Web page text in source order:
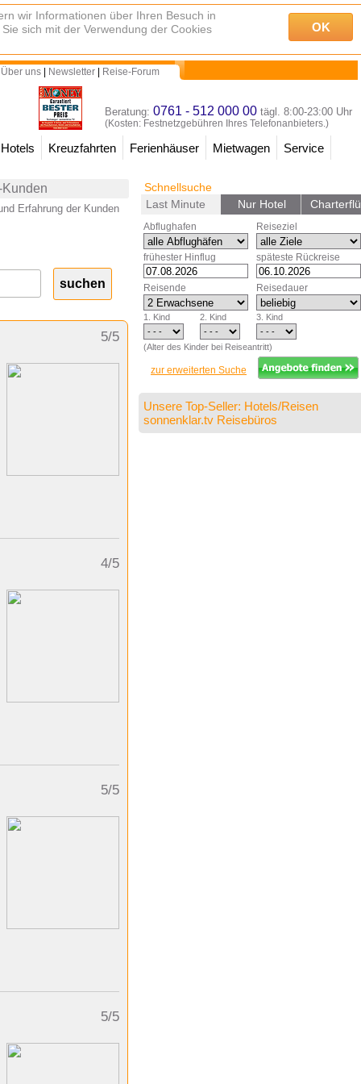
wir Informationen über Ihren Besuch in
sich mit der Verwendung der Cookies
OK
uns Newsletter Reise-Forum
Beratung: 0761 - 512 000 00 tägl. 8:00-23:00 Uhr
(Kosten: Festnetzgebühren Ihres Telefonanbieters.)
Hotels Kreuzfahrten Ferienhäuser Mietwagen Service
Erfahrung der Kunden
5/5
4/5
5/5
5/5
Schnellsuche
Last Minute
Nur Hotel
Abflughafen Reiseziel
frühester Hinflug späteste Rückreise
Reisende Reisedauer
1. Kind 2. Kind 3. Kind
(Alter des Kinder bei Reiseantritt)
zur erweiterten Suche
Unsere Top-Seller: Hotels/Reisen
sonnenklar.tv Reisebüros